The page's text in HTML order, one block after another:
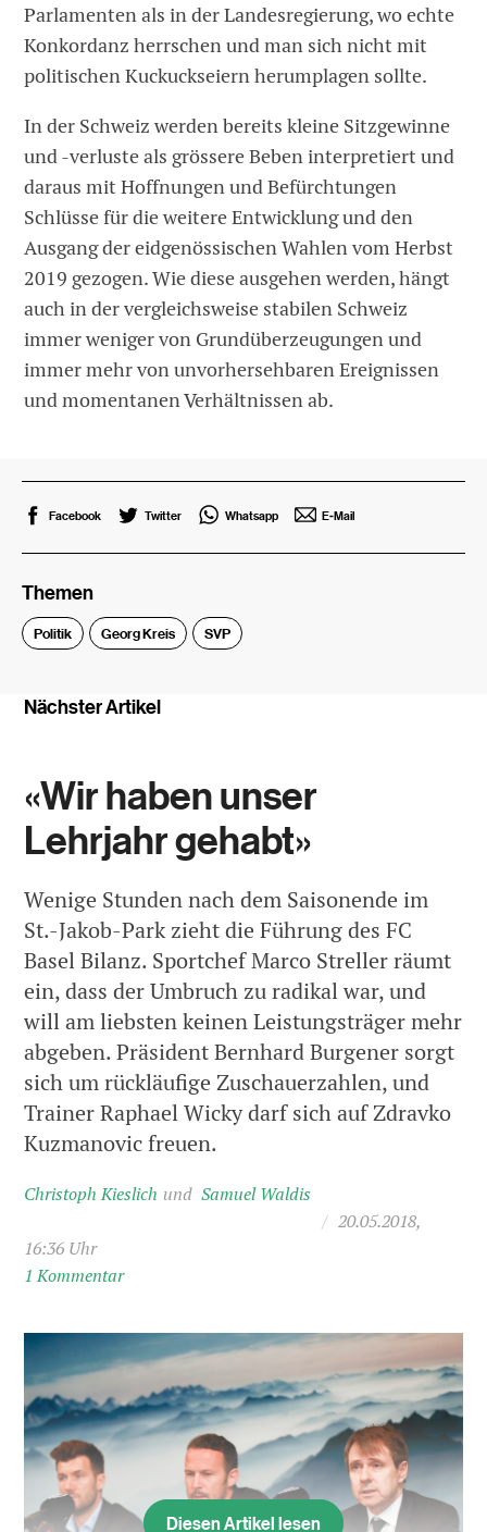
Parlamenten als in der Landesregierung, wo echte
Konkordanz herrschen und man sich nicht mit
politischen Kuckuckseiern herumplagen sollte.
In der Schweiz werden bereits kleine Sitzgewinne
und -verluste als grössere Beben interpretiert und
daraus mit Hoffnungen und Befürchtungen
Schlüsse für die weitere Entwicklung und den
Ausgang der eidgenössischen Wahlen vom Herbst
2019 gezogen. Wie diese ausgehen werden, hängt
auch in der vergleichsweise stabilen Schweiz
immer weniger von Grundüberzeugungen und
immer mehr von unvorhersehbaren Ereignissen
und momentanen Verhältnissen ab.
Facebook Twitter Whatsapp E-Mail
Themen
Politik Georg Kreis SVP
Nächster Artikel
«Wir haben unser
Lehrjahr gehabt»
Wenige Stunden nach dem Saisonende im
St.-Jakob-Park zieht die Führung des FC
Basel Bilanz. Sportchef Marco Streller räumt
ein, dass der Umbruch zu radikal war, und
will am liebsten keinen Leistungsträger mehr
abgeben. Präsident Bernhard Burgener sorgt
sich um rückläufige Zuschauerzahlen, und
Trainer Raphael Wicky darf sich auf Zdravko
Kuzmanovic freuen.
Christoph Kieslich
Samuel Waldis
/ 20.05.2018,
16:36 Uhr
1 Kommentar
Diesen Artikel lesen